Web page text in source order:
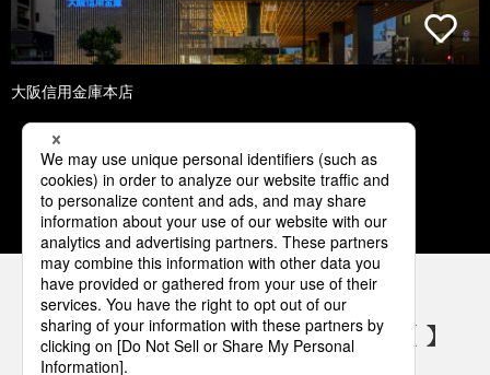
大阪信用金庫本店
1 2 3 4 5
パナソニックの電気設備 SNSアカウント